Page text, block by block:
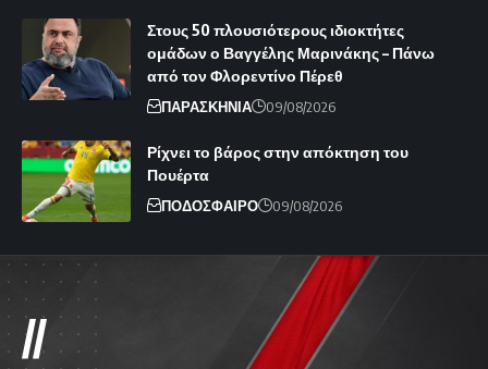
Στους 50 πλουσιότερους ιδιοκτήτες
ομάδων ο Βαγγέλης Μαρινάκης – Πάνω
από τον Φλορεντίνο Πέρεθ
ΠΑΡΑΣΚΗΝΙΑ 09/08/2026
Ρίχνει το βάρος στην απόκτηση του
Πουέρτα
ΠΟΔΟΣΦΑΙΡΟ 09/08/2026
//